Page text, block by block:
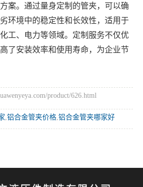
案。通过量身定制的管夹，可以确
环境中的稳定性和长效性，适用于
工、电力等领域。定制服务不仅优
了安装效率和使用寿命，为企业节
product/626.html
,铝合金管夹价格,铝合金管夹哪家好